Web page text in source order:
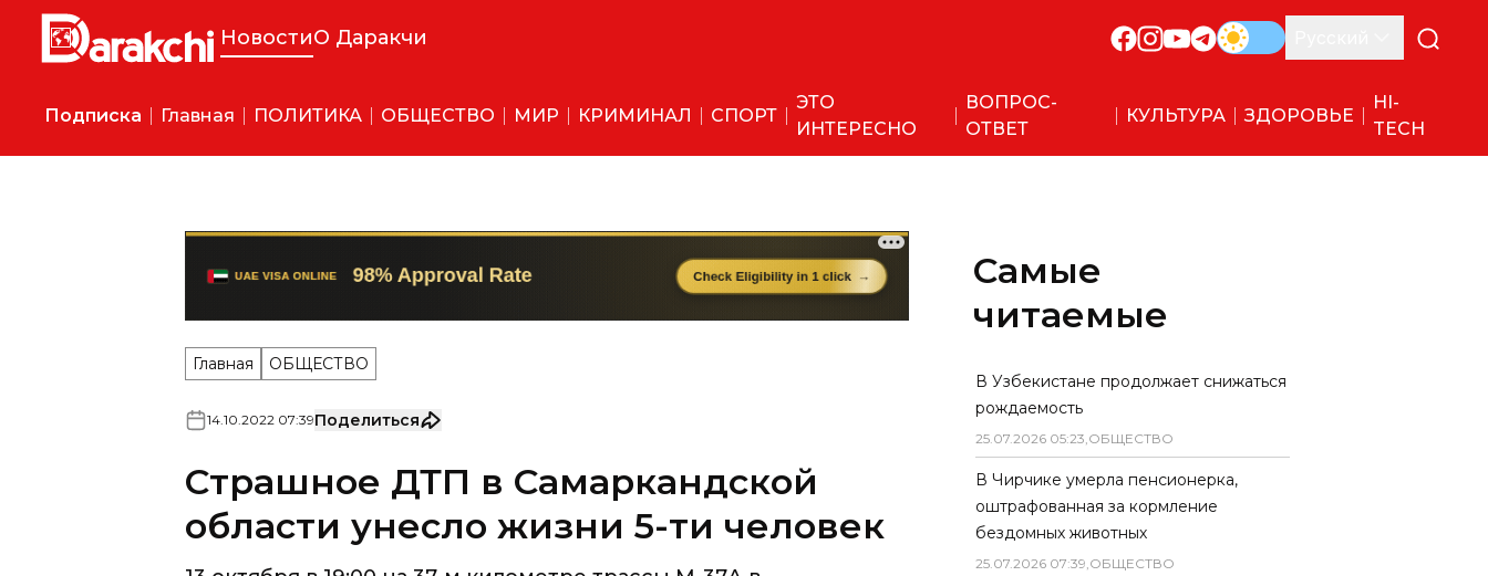
НовостиО Даракчи
Подписка Главная ПОЛИТИКА ОБЩЕСТВО МИР КРИМИНАЛ СПОРТ
ЭТО
ИНТЕРЕСНО
ВОПРОС-
ОТВЕТ
КУЛЬТУРА ЗДОРОВЬЕ
HI-
TECH
Главная ОБЩЕСТВО
Страшное ДТП в Самаркандской
области унесло жизни 5-ти человек
13 октября в 19:00 на 37-м километре трассы М-37А в
Самаркандской области 30-летний водите...
Самые
читаемые
В Узбекистане продолжает снижаться
рождаемость
25.07.2026 05:23,ОБЩЕСТВО
В Чирчике умерла пенсионерка,
оштрафованная за кормление
бездомных животных
25.07.2026 07:39,ОБЩЕСТВО